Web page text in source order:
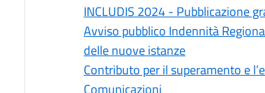
INCLUDIS 2024 - Pubblicazione
Avviso pubblico Indennità
delle nuove istanze
Contributo per il superamento e
Comunicazioni